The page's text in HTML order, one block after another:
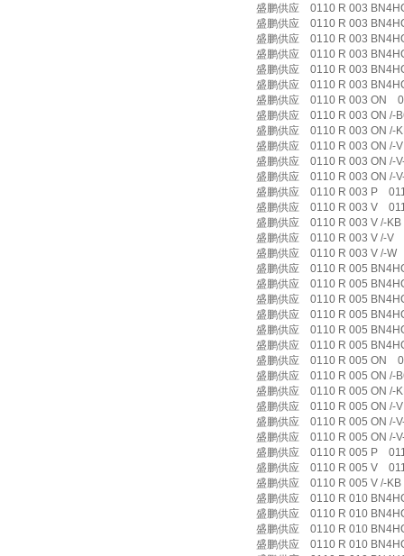
盛鹏供应 0110 R 003
盛鹏供应 0110 R 003
盛鹏供应 0110 R 003
盛鹏供应 0110 R 003
盛鹏供应 0110 R 003
盛鹏供应 0110 R 003
盛鹏供应 0110 R 003 ON
盛鹏供应 0110 R 003 ON /-
盛鹏供应 0110 R 003 ON /-
盛鹏供应 0110 R 003 ON /-
盛鹏供应 0110 R 003 ON /-
盛鹏供应 0110 R 003 ON /-
盛鹏供应 0110 R 003 P
盛鹏供应 0110 R 003 V
盛鹏供应 0110 R 003 V /-
盛鹏供应 0110 R 003 V /-V
盛鹏供应 0110 R 003 V /-W
盛鹏供应 0110 R 005
盛鹏供应 0110 R 005
盛鹏供应 0110 R 005
盛鹏供应 0110 R 005
盛鹏供应 0110 R 005
盛鹏供应 0110 R 005
盛鹏供应 0110 R 005 ON
盛鹏供应 0110 R 005 ON /-
盛鹏供应 0110 R 005 ON /-
盛鹏供应 0110 R 005 ON /-
盛鹏供应 0110 R 005 ON /-
盛鹏供应 0110 R 005 ON /-
盛鹏供应 0110 R 005 P
盛鹏供应 0110 R 005 V
盛鹏供应 0110 R 005 V /-
盛鹏供应 0110 R 010
盛鹏供应 0110 R 010
盛鹏供应 0110 R 010
盛鹏供应 0110 R 010